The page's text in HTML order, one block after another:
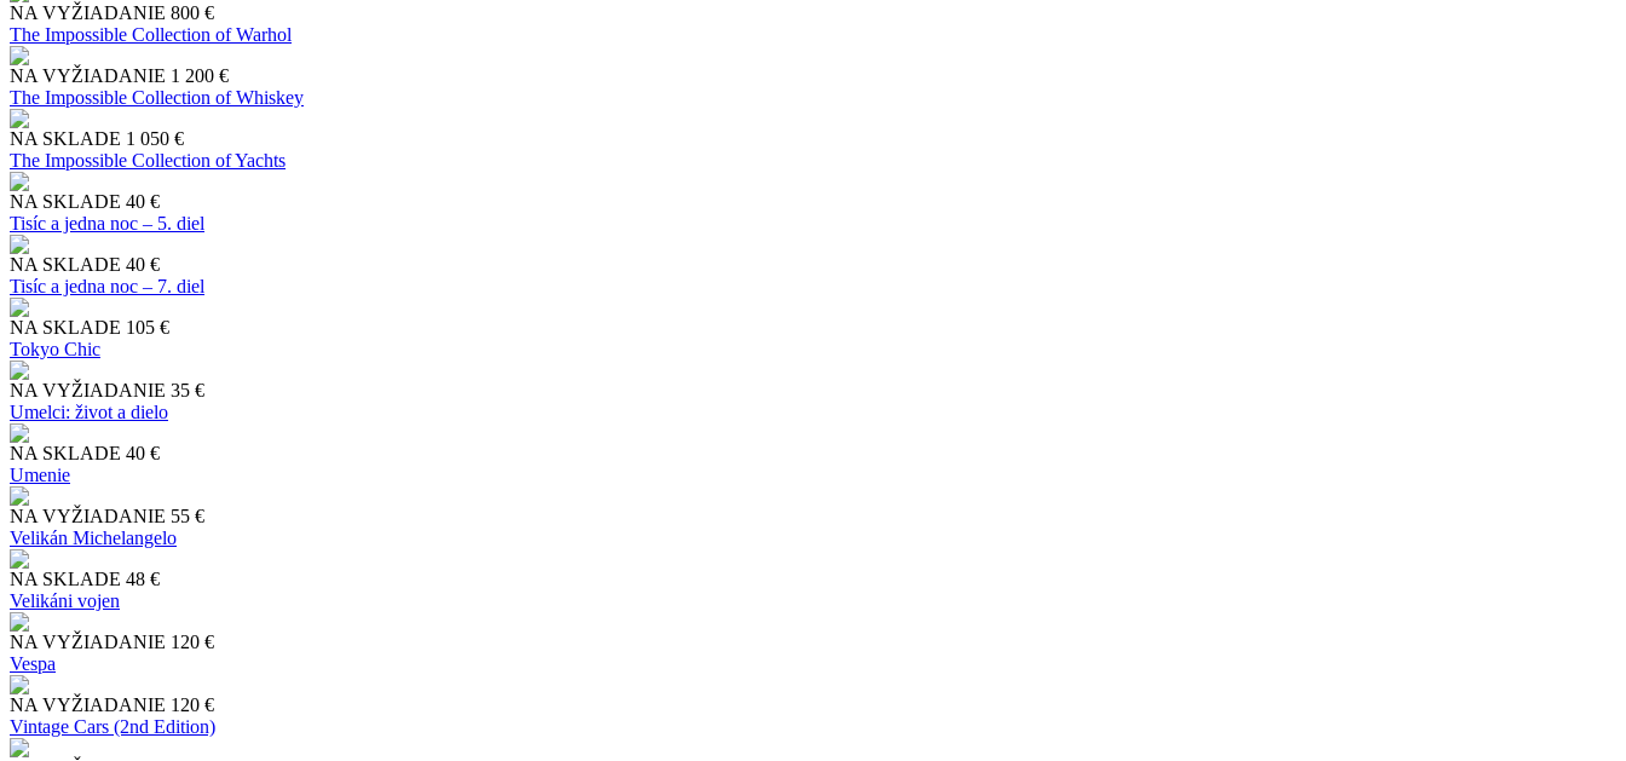
NA VYŽIADANIE 800 €
The Impossible Collection of Warhol
NA VYŽIADANIE 1 200 €
The Impossible Collection of Whiskey
NA SKLADE 1 050 €
The Impossible Collection of Yachts
NA SKLADE 40 €
Tisíc a jedna noc – 5. diel
NA SKLADE 40 €
Tisíc a jedna noc – 7. diel
NA SKLADE 105 €
Tokyo Chic
NA VYŽIADANIE 35 €
Umelci: život a dielo
NA SKLADE 40 €
Umenie
NA VYŽIADANIE 55 €
Velikán Michelangelo
NA SKLADE 48 €
Velikáni vojen
NA VYŽIADANIE 120 €
Vespa
NA VYŽIADANIE 120 €
Vintage Cars (2nd Edition)